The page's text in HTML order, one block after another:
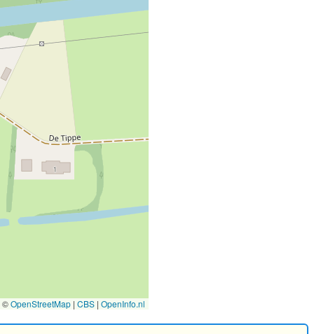
©OpenStreetMap | CBS | OpenInfo.nl